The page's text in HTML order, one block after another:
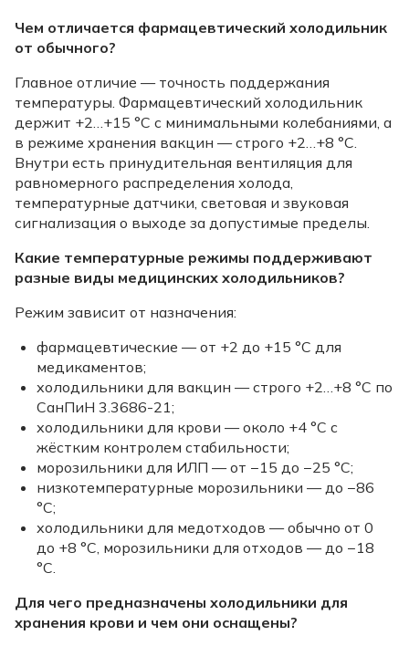
Чем отличается фармацевтический холодильник
от обычного?
Главное отличие — точность поддержания
температуры. Фармацевтический холодильник
держит +2…+15 °C с минимальными колебаниями, а
в режиме хранения вакцин — строго +2…+8 °C.
Внутри есть принудительная вентиляция для
равномерного распределения холода,
температурные датчики, световая и звуковая
сигнализация о выходе за допустимые пределы.
Какие температурные режимы поддерживают
разные виды медицинских холодильников?
Режим зависит от назначения:
фармацевтические — от +2 до +15 °C для
медикаментов;
холодильники для вакцин — строго +2…+8 °C по
СанПиН 3.3686-21;
холодильники для крови — около +4 °C с
жёстким контролем стабильности;
морозильники для ИЛП — от −15 до −25 °C;
низкотемпературные морозильники — до −86
°C;
холодильники для медотходов — обычно от 0
до +8 °C, морозильники для отходов — до −18
°C.
Для чего предназначены холодильники для
хранения крови и чем они оснащены?